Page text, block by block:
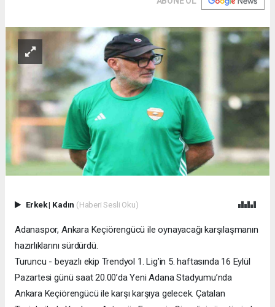
Erkek| Kadın (Haberi Sesli Oku)
Adanaspor, Ankara Keçiörengücü ile oynayacağı karşılaşmanın
hazırlıklarını sürdürdü.
Turuncu - beyazlı ekip Trendyol 1. Lig’in 5. haftasında 16 Eylül
Pazartesi günü saat 20.00’da Yeni Adana Stadyumu’nda
Ankara Keçiörengücü ile karşı karşıya gelecek. Çatalan